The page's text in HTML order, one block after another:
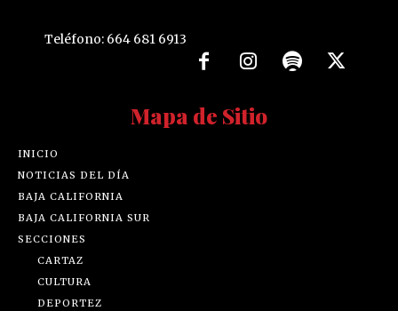
Teléfono: 664 681 6913
Mapa de Sitio
INICIO
NOTICIAS DEL DÍA
BAJA CALIFORNIA
BAJA CALIFORNIA SUR
SECCIONES
CARTAZ
CULTURA
DEPORTEZ